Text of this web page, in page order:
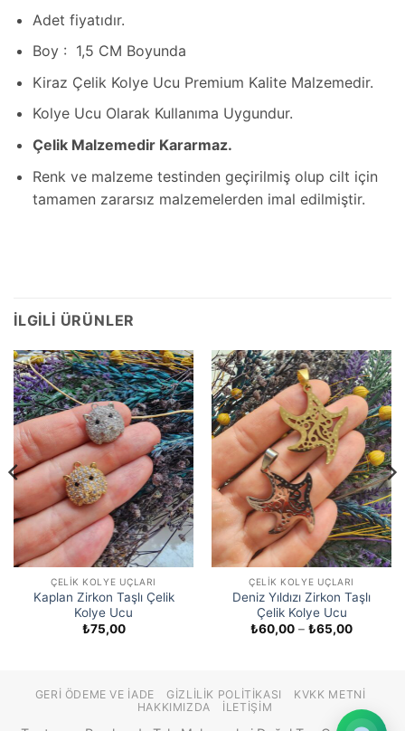
Adet fiyatıdır.
Boy : 1,5 CM Boyunda
Kiraz Çelik Kolye Ucu Premium Kalite Malzemedir.
Kolye Ucu Olarak Kullanıma Uygundur.
Çelik Malzemedir Kararmaz.
Renk ve malzeme testinden geçirilmiş olup cilt için
tamamen zararsız malzemelerden imal edilmiştir.
İLGILI ÜRÜNLER
ÇELIK KOLYE UÇLARI
Kaplan Zirkon Taşlı Çelik
Kolye Ucu
₺75,00
ÇELIK KOLYE UÇLARI
Deniz Yıldızı Zirkon Taşlı
Çelik Kolye Ucu
₺60,00 – ₺65,00Fiyat
GERI ÖDEME VE İADE GIZLILIK POLITIKASI
KVKK METNI
HAKKIMIZDA
İLETIŞIM